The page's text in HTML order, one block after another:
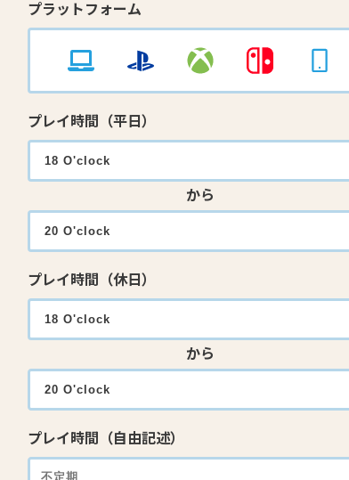
プラットフォーム
プレイ時間（平日）
から
プレイ時間（休日）
から
プレイ時間（自由記述）